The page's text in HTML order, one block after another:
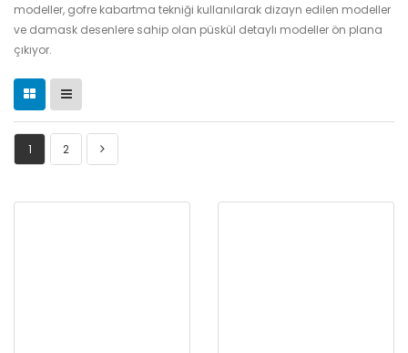
modeller, gofre kabartma tekniği kullanılarak dizayn edilen modeller
ve damask desenlere sahip olan püskül detaylı modeller ön plana
çıkıyor.
1 2